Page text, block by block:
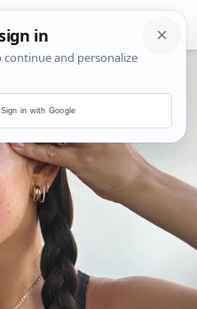
Sign in with Google